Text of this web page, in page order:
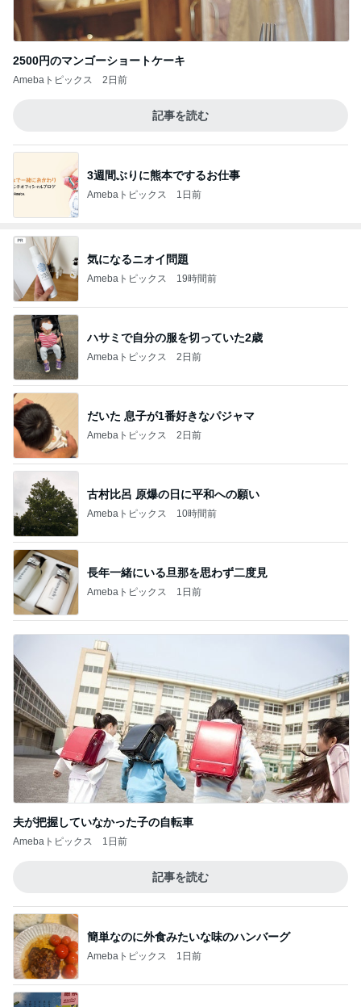
2500円のマンゴーショートケーキ
Amebaトピックス 2日前
記事を読む
3週間ぶりに熊本でするお仕事
Amebaトピックス 1日前
気になるニオイ問題
Amebaトピックス 19時間前
ハサミで自分の服を切っていた2歳
Amebaトピックス 2日前
だいた 息子が1番好きなパジャマ
Amebaトピックス 2日前
古村比呂 原爆の日に平和への願い
Amebaトピックス 10時間前
長年一緒にいる旦那を思わず二度見
Amebaトピックス 1日前
夫が把握していなかった子の自転車
Amebaトピックス 1日前
記事を読む
簡単なのに外食みたいな味のハンバーグ
Amebaトピックス 1日前